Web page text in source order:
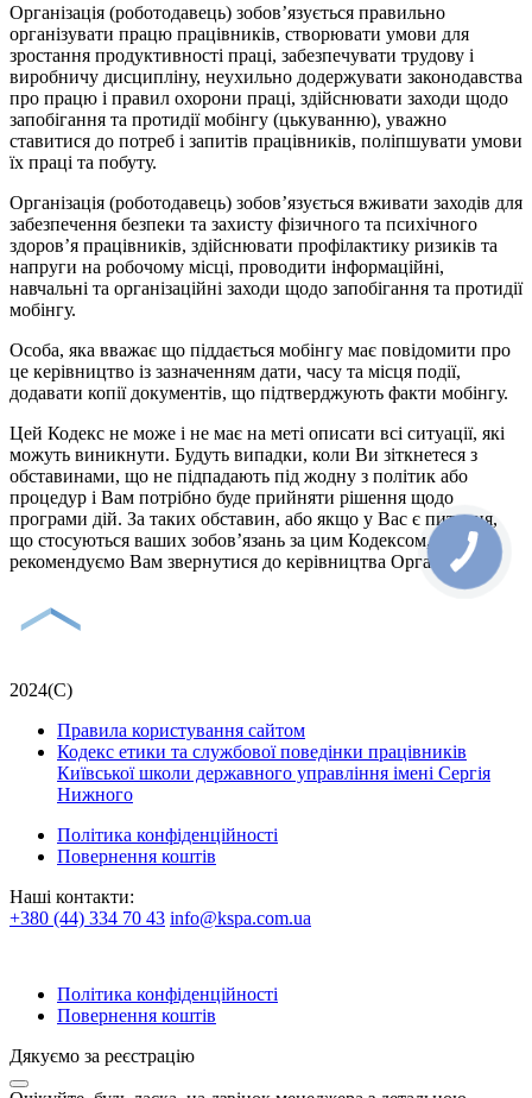
Організація (роботодавець) зобов’язується правильно
організувати працю працівників, створювати умови для
зростання продуктивності праці, забезпечувати трудову і
виробничу дисципліну, неухильно додержувати законодавства
про працю і правил охорони праці, здійснювати заходи щодо
запобігання та протидії мобінгу (цькуванню), уважно
ставитися до потреб і запитів працівників, поліпшувати умови
їх праці та побуту.
Організація (роботодавець) зобов’язується вживати заходів для
забезпечення безпеки та захисту фізичного та психічного
здоров’я працівників, здійснювати профілактику ризиків та
напруги на робочому місці, проводити інформаційні,
навчальні та організаційні заходи щодо запобігання та протидії
мобінгу.
Особа, яка вважає що піддається мобінгу має повідомити про
це керівництво із зазначенням дати, часу та місця події,
додавати копії документів, що підтверджують факти мобінгу.
Цей Кодекс не може і не має на меті описати всі ситуації, які
можуть виникнути. Будуть випадки, коли Ви зіткнетеся з
обставинами, що не підпадають під жодну з політик або
процедур і Вам потрібно буде прийняти рішення щодо
програми дій. За таких обставин, або якщо у Вас є питання,
що стосуються ваших зобов’язань за цим Кодексом, ми
рекомендуємо Вам звернутися до керівництва Організації.
2024(С)
Правила користування сайтом
Кодекс етики та службової поведінки працівників
Київської школи державного управління імені Сергія
Нижного
Політика конфіденційності
Повернення коштів
Наші контакти:
+380 (44) 334 70 43 info@kspa.com.ua
Політика конфіденційності
Повернення коштів
Дякуємо за реєстрацію